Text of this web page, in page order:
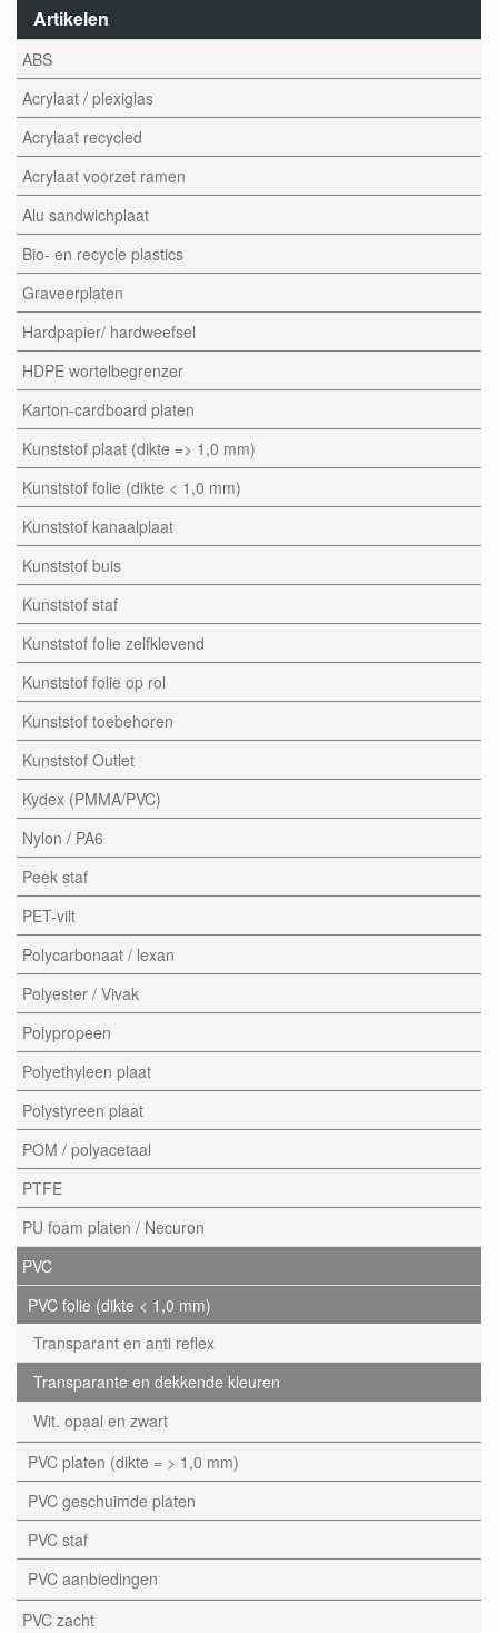
Artikelen
ABS
Acrylaat / plexiglas
Acrylaat recycled
Acrylaat voorzet ramen
Alu sandwichplaat
Bio- en recycle plastics
Graveerplaten
Hardpapier/ hardweefsel
HDPE wortelbegrenzer
Karton-cardboard platen
Kunststof plaat (dikte => 1,0 mm)
Kunststof folie (dikte < 1,0 mm)
Kunststof kanaalplaat
Kunststof buis
Kunststof staf
Kunststof folie zelfklevend
Kunststof folie op rol
Kunststof toebehoren
Kunststof Outlet
Kydex (PMMA/PVC)
Nylon / PA6
Peek staf
PET-vilt
Polycarbonaat / lexan
Polyester / Vivak
Polypropeen
Polyethyleen plaat
Polystyreen plaat
POM / polyacetaal
PTFE
PU foam platen / Necuron
PVC
PVC folie (dikte < 1,0 mm)
Transparant en anti reflex
Transparante en dekkende kleuren
Wit. opaal en zwart
PVC platen (dikte = > 1,0 mm)
PVC geschuimde platen
PVC staf
PVC aanbiedingen
PVC zacht